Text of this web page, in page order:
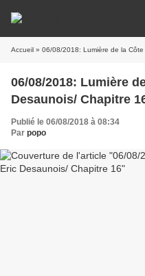
Accueil » 06/08/2018: Lumière de la
06/08/2018: Lumière
Desaunois/ Chapitre
Publié le 06/08/2018 à 08:34
Par popo